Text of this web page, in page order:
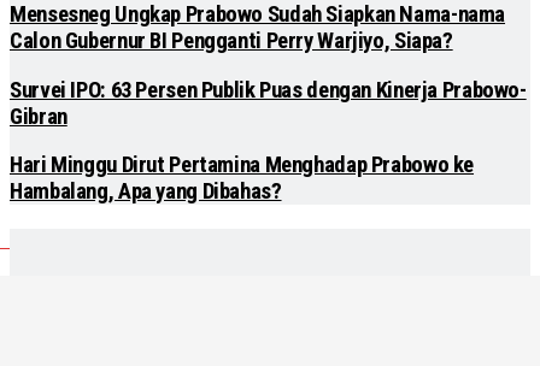
Mensesneg Ungkap Prabowo Sudah Siapkan Nama-nama
Calon Gubernur BI Pengganti Perry Warjiyo, Siapa?
Survei IPO: 63 Persen Publik Puas dengan Kinerja Prabowo-
Gibran
Hari Minggu Dirut Pertamina Menghadap Prabowo ke
Hambalang, Apa yang Dibahas?